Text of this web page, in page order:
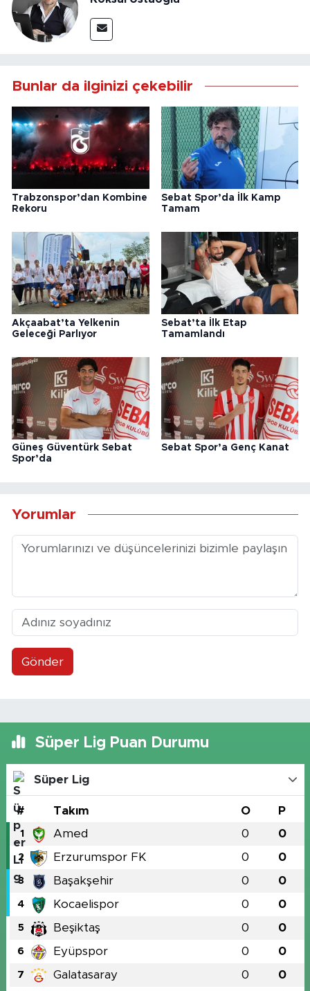
Bunlar da ilginizi çekebilir
Trabzonspor’dan Kombine
Rekoru
Sebat Spor’da İlk Kamp
Tamam
Akçaabat’ta Yelkenin
Geleceği Parlıyor
Sebat’ta İlk Etap
Tamamlandı
Güneş Güventürk Sebat
Spor’da
Sebat Spor’a Genç Kanat
Yorumlar
Gönder
Süper Lig Puan Durumu
Süper Lig
# Takım O P
1 Amed 0 0
2 Erzurumspor FK 0 0
3 Başakşehir 0 0
4 Kocaelispor 0 0
5 Beşiktaş 0 0
6 Eyüpspor 0 0
7 Galatasaray 0 0